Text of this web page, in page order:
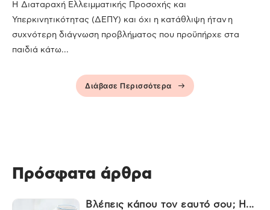
Η Διαταραχή Ελλειμματικής Προσοχής και
Υπερκινητικότητας (ΔΕΠΥ) και όχι η κατάθλιψη ήταν η
συχνότερη διάγνωση προβλήματος που προϋπήρχε στα
παιδιά κάτω...
Διάβασε Περισσότερα
Πρόσφατα άρθρα
Βλέπεις κάπου τον εαυτό σου; Η...